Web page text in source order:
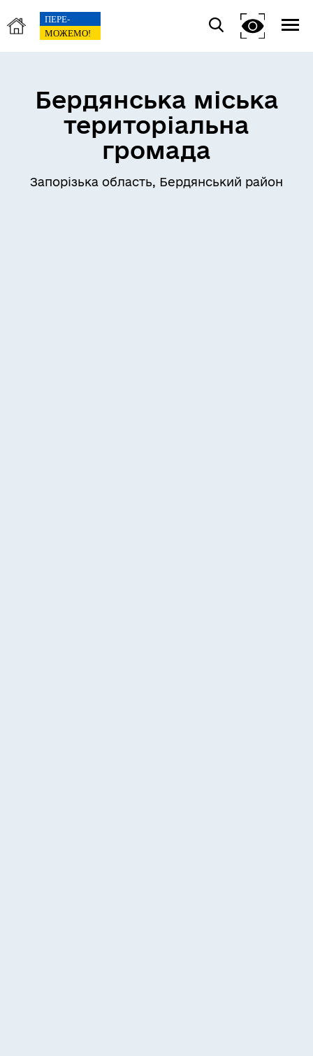
Бердянська міська
територіальна
громада
Запорізька область, Бердянський район